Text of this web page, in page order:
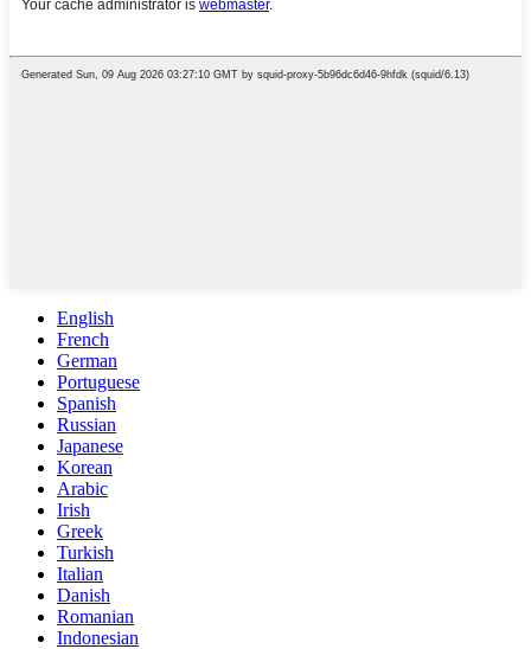
English
French
German
Portuguese
Spanish
Russian
Japanese
Korean
Arabic
Irish
Greek
Turkish
Italian
Danish
Romanian
Indonesian